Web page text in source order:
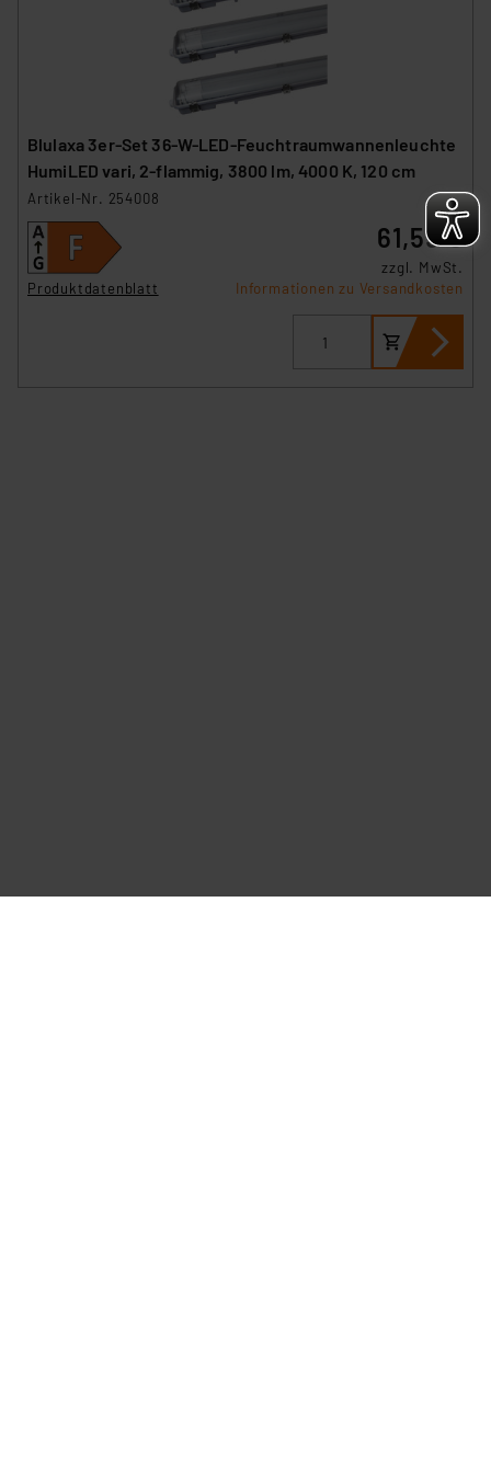
sich auf die Standarddatenschutzklauseln der
Europäischen Kommission sowie einer eigenen
Beurteilung der mit der Datenübermittlung,
insbesondere der Art der übermittelten Daten,
verbundenen Risiken.“
Impressum|Datenschutzerklärung
Blulaxa 3er-Set 36-W-LED-Feuchtraumwannenleuchte
HumiLED vari, 2-flammig, 3800 lm, 4000 K, 120 cm
Artikel-Nr. 254008
Produktdatenblatt
61,59 €
zzgl. MwSt.
Informationen zu Versandkosten